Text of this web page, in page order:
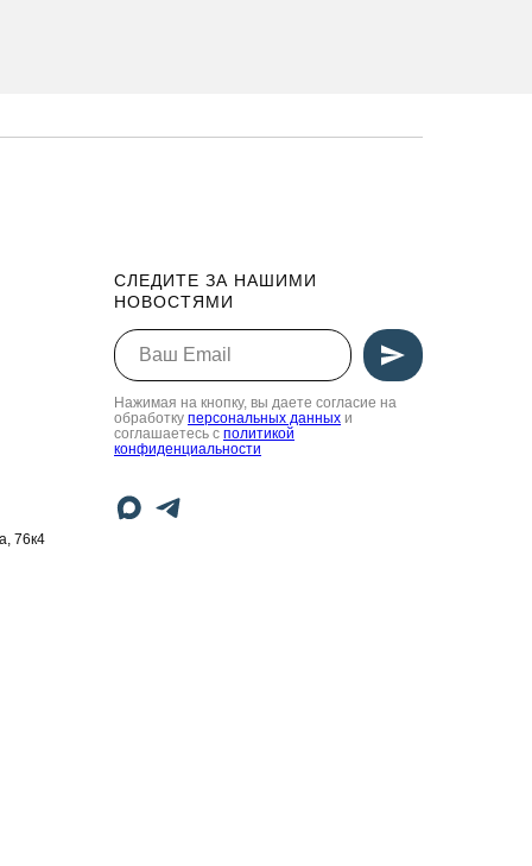
76к4
СЛЕДИТЕ ЗА НАШИМИ
НОВОСТЯМИ
Нажимая на кнопку, вы даете согласие на
обработку персональных данных и
соглашаетесь c политикой
конфиденциальности